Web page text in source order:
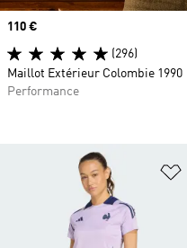
Prix
110 €
(296)
Maillot Extérieur Colombie 1990
Performance